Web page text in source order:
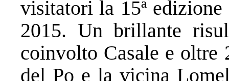
visitatori la 15ª
2015. Un brillante
coinvolto Casale e oltre
del Po e la vicina